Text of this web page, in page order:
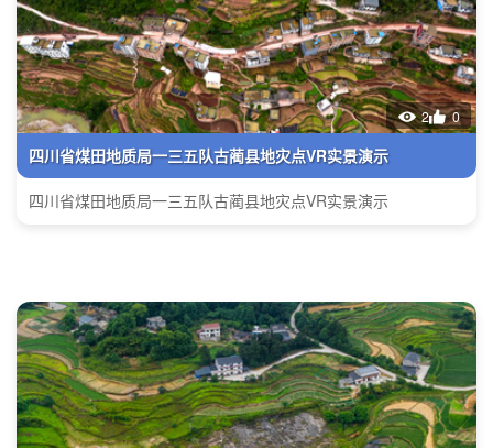
2 0
四川省煤田地质局一三五队古蔺县地灾点VR实景演示
四川省煤田地质局一三五队古蔺县地灾点VR实景演示